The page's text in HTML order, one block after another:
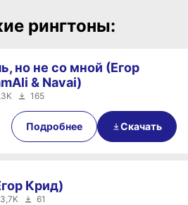
рингтоны:
0:28
но не со мной (Егор
& Navai)
165
Подробнее Скачать
Крид)
3,7K 61